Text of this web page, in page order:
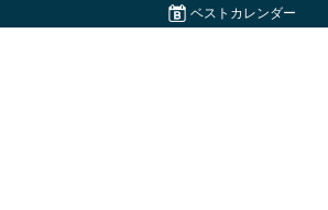
ベストカレンダー